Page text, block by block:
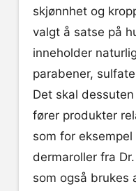
skjønnhet og
valgt å satse på
inneholder
parabener,
Det skal
fører produkter
som for
dermaroller fra
som også brukes